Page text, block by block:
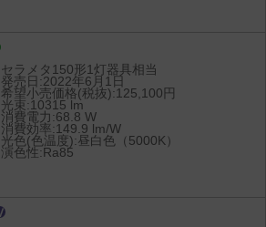
セラメタ150形1灯器具相当
発売日:2022年6月1日
希望小売価格(税抜):125,100円
光束:10315 lm
消費電力:68.8 W
消費効率:149.9 lm/W
光色(色温度):昼白色（5000K）
演色性:Ra85